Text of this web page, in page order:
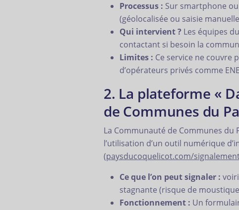
Processus : Sur smartphone
(géolocalisée ou saisie
Qui intervient ? Les équipes
contactant si besoin la
Limites : Ce service ne couvre
d’opérateurs privés comme
2. La plateforme «
de Communes du
La Communauté de Communes du
l’utilisation d’un outil numérique
(paysducoquelicot.com/
Ce que l’on peut signaler :
stagnante (risque de
Fonctionnement : Un